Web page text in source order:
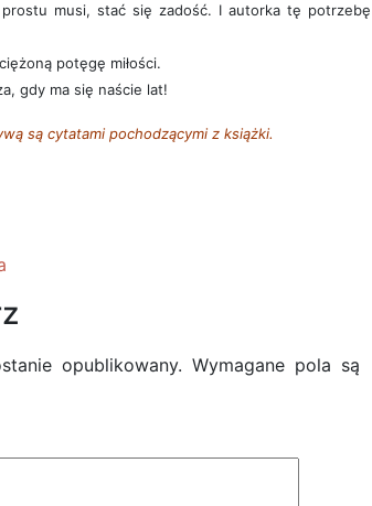
musi, stać się zadość. I autorka tę potrzebę
potęgę miłości.
gdy ma się naście lat!
są cytatami pochodzącymi z książki.
opublikowany. Wymagane pola są